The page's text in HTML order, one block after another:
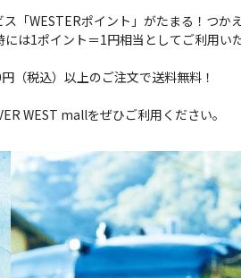
「WESTERポイント」がたまる！つか
は1ポイント＝1円相当としてご利用いた
（税込）以上のご注文で送料無料！
WEST mallをぜひご利用ください。